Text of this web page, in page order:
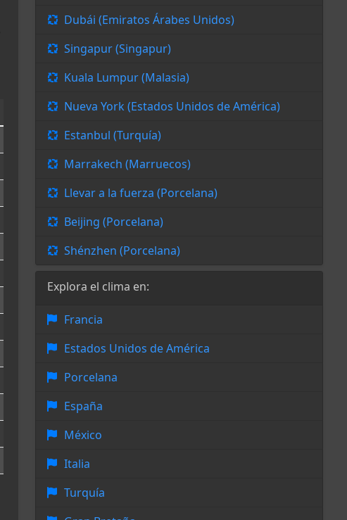
Dubái (Emiratos Árabes Unidos)
Singapur (Singapur)
Kuala Lumpur (Malasia)
Nueva York (Estados Unidos de América)
Estanbul (Turquía)
Marrakech (Marruecos)
Llevar a la fuerza (Porcelana)
Beijing (Porcelana)
Shénzhen (Porcelana)
Explora el clima en:
Francia
Estados Unidos de América
Porcelana
España
México
Italia
Turquía